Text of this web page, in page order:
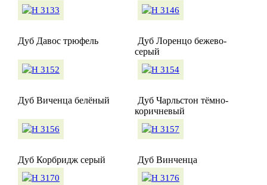
Дуб Давос трюфель
Дуб Лоренцо бежево-
серый
Дуб Виченца белёный
Дуб Чарльстон тёмно-
коричневый
Дуб Корбридж серый Дуб Винченца